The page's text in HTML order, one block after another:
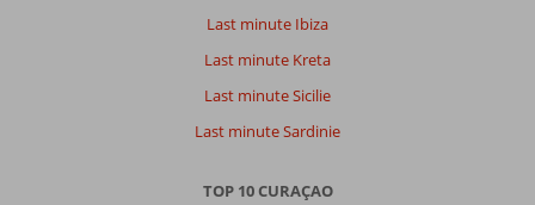
Last minute Ibiza
Last minute Kreta
Last minute Sicilie
Last minute Sardinie
TOP 10 CURAÇAO